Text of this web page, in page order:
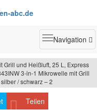
Toggle
Navigation
Grill und Heißluft, 25 L, Express
3-in-1 Mikrowelle mit Grill
/ schwarz – 2
Teilen